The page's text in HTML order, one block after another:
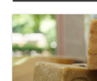
Zum
Inhalt
springen